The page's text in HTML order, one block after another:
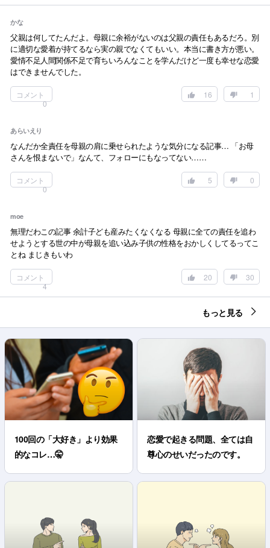
かな
父親は何してたんだよ。母親に余裕がないのは父親の責任もあるだろ。別
に適切な愛着が持てるなら実の親でなくてもいい。本当に書き方が悪い。
愛情不足人間関係不足で育ちいろんなことを学んだけど一度も幸せな恋愛
はできませんでした。
コメント
0
1
16
あらいえり
なんだか全責任を母親の肩に乗せられたような気分になる記事… 「お母
さんを恨まないで」なんて、フォローにもなってない……
コメント
0
0
5
moe
無理だわこの記事 余計子ども産みたくなくなる 母親に全ての責任を追わ
せようとする世の中が母親を追い込み子供の性格をおかしくしてるってこ
とね まじきもいわ
コメント
4
30
20
もっと見る
100回の「大好き」より効果
的なコレ…🤫
恋愛で起きる問題、全ては自
尊心のせいだったのです。